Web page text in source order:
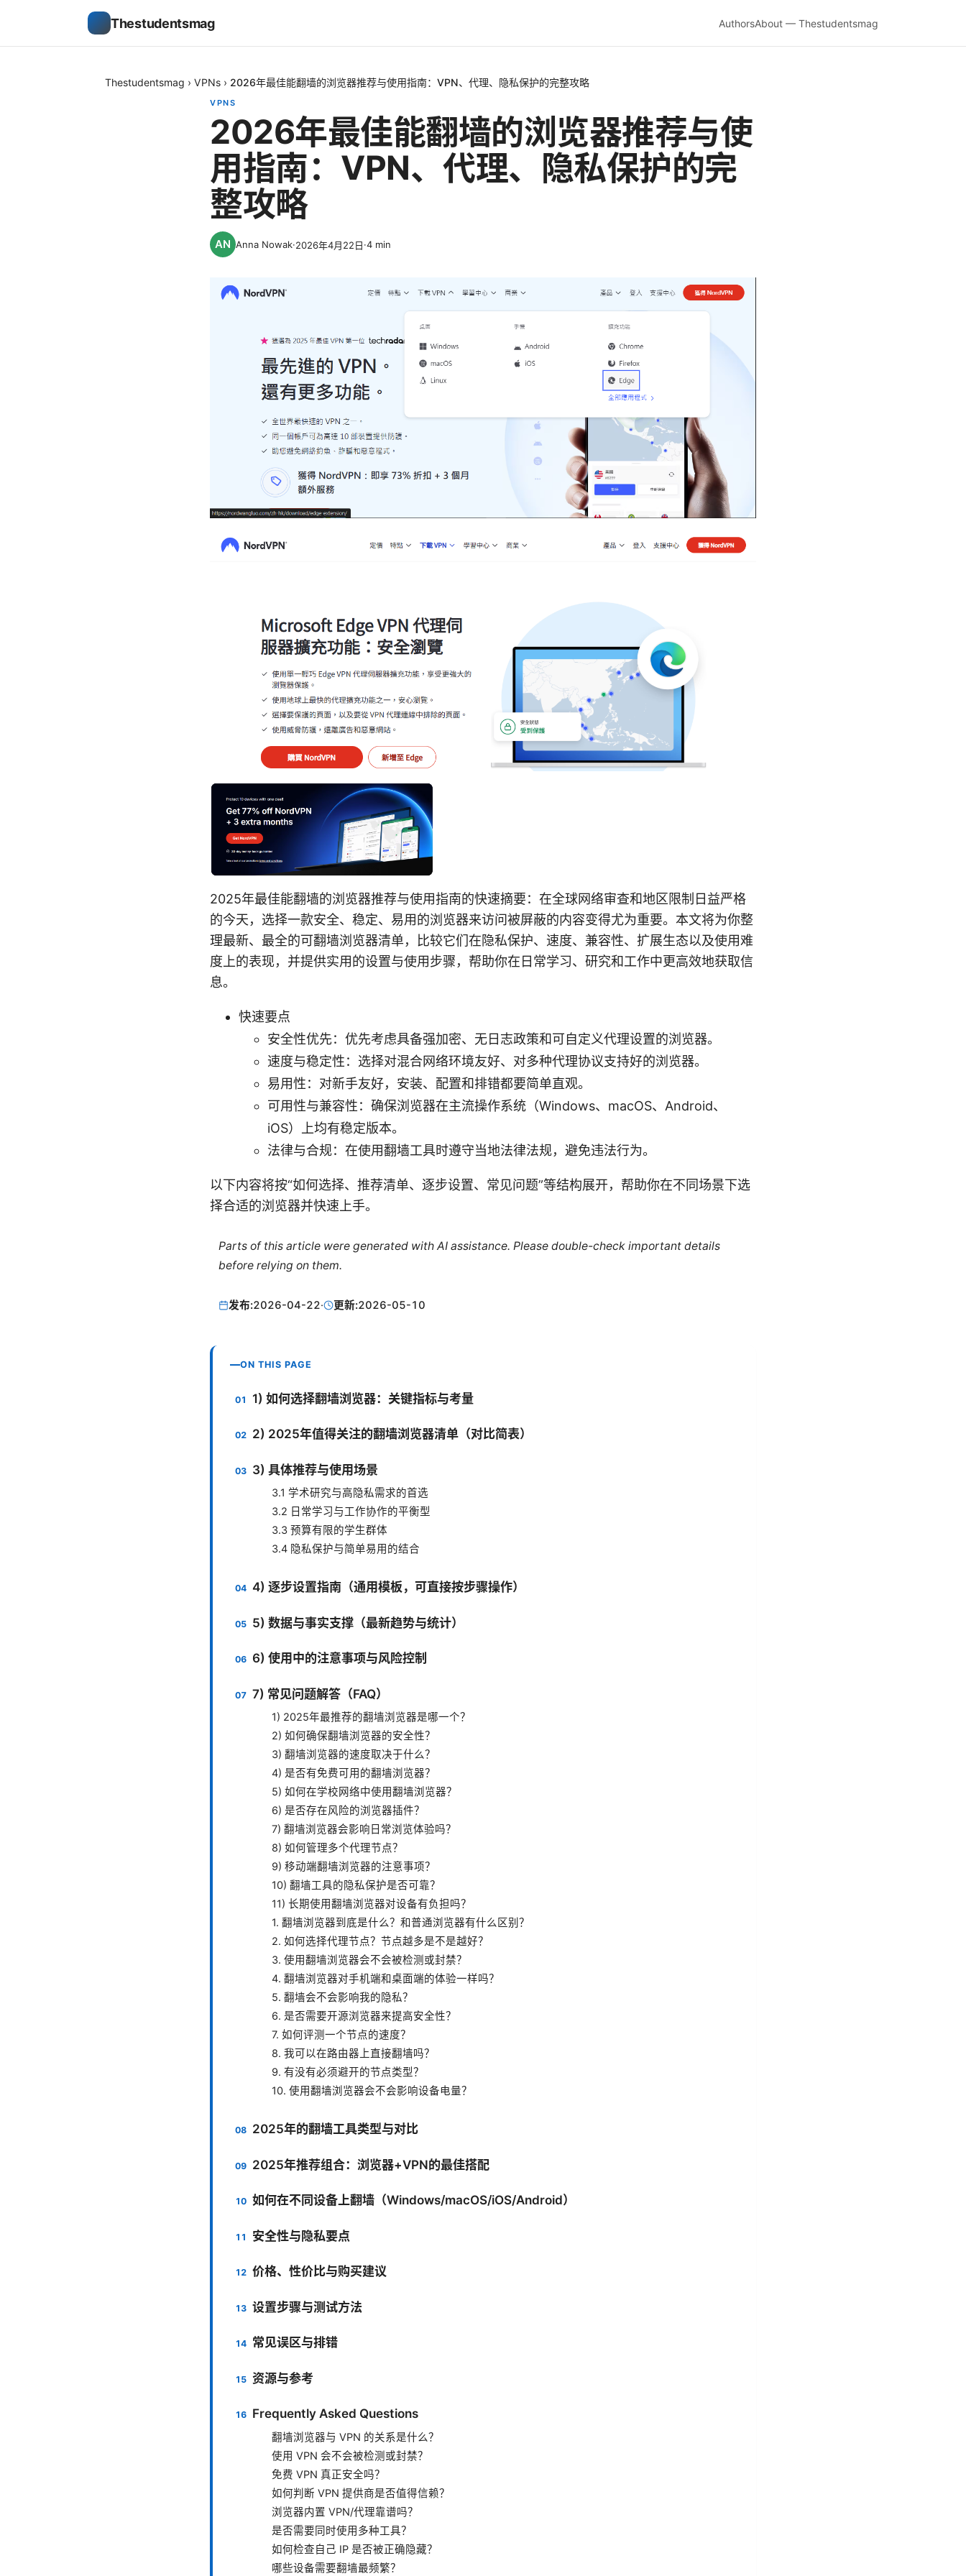
Thestudentsmag AuthorsAbout — Thestudentsmag
Thestudentsmag › VPNs › 2026年最佳能翻墙的浏览器推荐与使用指南：VPN、代理、隐私保护的完整攻略
VPNS
2026年最佳能翻墙的浏览器推荐与使
用指南：VPN、代理、隐私保护的完
整攻略
Anna Nowak·2026年4月22日·4 min
2025年最佳能翻墙的浏览器推荐与使用指南的快速摘要：在全球网络审查和地区限制日益严格
的今天，选择一款安全、稳定、易用的浏览器来访问被屏蔽的内容变得尤为重要。本文将为你整
理最新、最全的可翻墙浏览器清单，比较它们在隐私保护、速度、兼容性、扩展生态以及使用难
度上的表现，并提供实用的设置与使用步骤，帮助你在日常学习、研究和工作中更高效地获取信
息。
快速要点
安全性优先：优先考虑具备强加密、无日志政策和可自定义代理设置的浏览器。
速度与稳定性：选择对混合网络环境友好、对多种代理协议支持好的浏览器。
易用性：对新手友好，安装、配置和排错都要简单直观。
可用性与兼容性：确保浏览器在主流操作系统（Windows、macOS、Android、
iOS）上均有稳定版本。
法律与合规：在使用翻墙工具时遵守当地法律法规，避免违法行为。
以下内容将按“如何选择、推荐清单、逐步设置、常见问题”等结构展开，帮助你在不同场景下选
择合适的浏览器并快速上手。
Parts of this article were generated with AI assistance. Please double-check important details
before relying on them.
发布:2026-04-22· 更新:2026-05-10
ON THIS PAGE
1) 如何选择翻墙浏览器：关键指标与考量
2) 2025年值得关注的翻墙浏览器清单（对比简表）
3) 具体推荐与使用场景
3.1 学术研究与高隐私需求的首选
3.2 日常学习与工作协作的平衡型
3.3 预算有限的学生群体
3.4 隐私保护与简单易用的结合
4) 逐步设置指南（通用模板，可直接按步骤操作）
5) 数据与事实支撑（最新趋势与统计）
6) 使用中的注意事项与风险控制
7) 常见问题解答（FAQ）
1) 2025年最推荐的翻墙浏览器是哪一个？
2) 如何确保翻墙浏览器的安全性？
3) 翻墙浏览器的速度取决于什么？
4) 是否有免费可用的翻墙浏览器？
5) 如何在学校网络中使用翻墙浏览器？
6) 是否存在风险的浏览器插件？
7) 翻墙浏览器会影响日常浏览体验吗？
8) 如何管理多个代理节点？
9) 移动端翻墙浏览器的注意事项？
10) 翻墙工具的隐私保护是否可靠？
11) 长期使用翻墙浏览器对设备有负担吗？
1. 翻墙浏览器到底是什么？和普通浏览器有什么区别？
2. 如何选择代理节点？节点越多是不是越好？
3. 使用翻墙浏览器会不会被检测或封禁？
4. 翻墙浏览器对手机端和桌面端的体验一样吗？
5. 翻墙会不会影响我的隐私？
6. 是否需要开源浏览器来提高安全性？
7. 如何评测一个节点的速度？
8. 我可以在路由器上直接翻墙吗？
9. 有没有必须避开的节点类型？
10. 使用翻墙浏览器会不会影响设备电量？
2025年的翻墙工具类型与对比
2025年推荐组合：浏览器+VPN的最佳搭配
如何在不同设备上翻墙（Windows/macOS/iOS/Android）
安全性与隐私要点
价格、性价比与购买建议
设置步骤与测试方法
常见误区与排错
资源与参考
Frequently Asked Questions
翻墙浏览器与 VPN 的关系是什么？
使用 VPN 会不会被检测或封禁？
免费 VPN 真正安全吗？
如何判断 VPN 提供商是否值得信赖？
浏览器内置 VPN/代理靠谱吗？
是否需要同时使用多种工具？
如何检查自己 IP 是否被正确隐藏？
哪些设备需要翻墙最频繁？